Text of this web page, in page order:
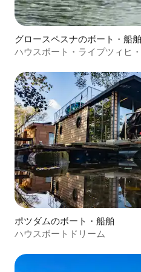
グロースペスナのボート・船舶
ハウスボート・ライプツィヒ
ポツダムのボート・船舶
ハウスボートドリーム